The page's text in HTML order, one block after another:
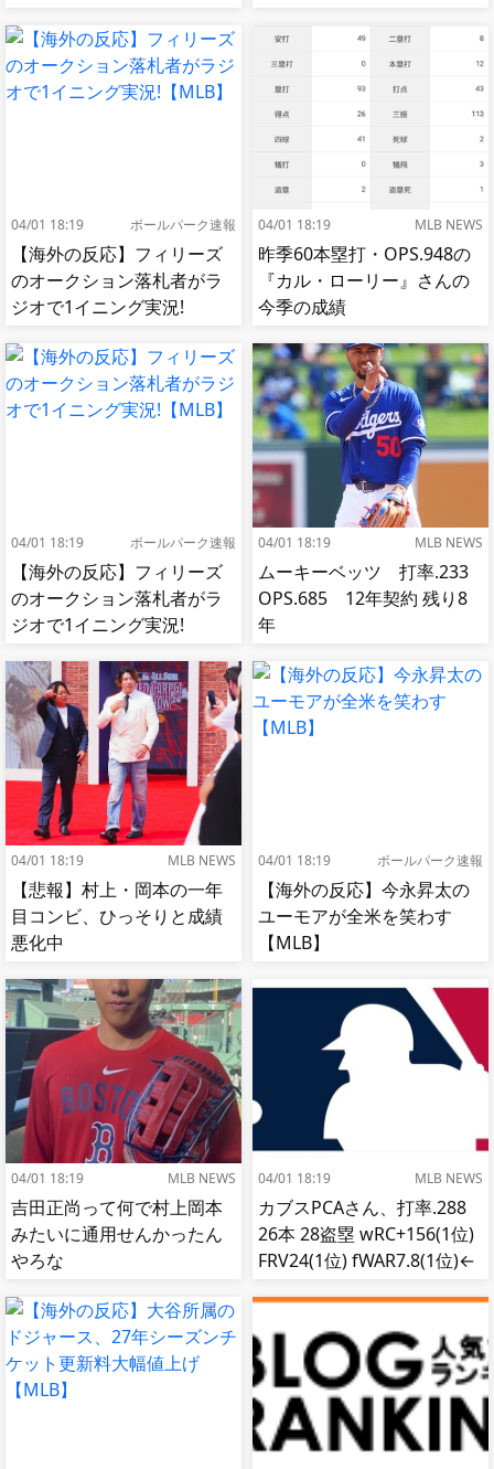
04/01 18:19 ボールパーク速報
【海外の反応】フィリーズ
のオークション落札者がラ
ジオで1イニング実況!
04/01 18:19 MLB NEWS
昨季60本塁打・OPS.948の
『カル・ローリー』さんの
今季の成績
04/01 18:19 ボールパーク速報
【海外の反応】フィリーズ
のオークション落札者がラ
ジオで1イニング実況!
04/01 18:19 MLB NEWS
ムーキーベッツ 打率.233
OPS.685 12年契約 残り8
年
04/01 18:19 MLB NEWS
【悲報】村上・岡本の一年
目コンビ、ひっそりと成績
悪化中
04/01 18:19 ボールパーク速報
【海外の反応】今永昇太の
ユーモアが全米を笑わす
【MLB】
04/01 18:19 MLB NEWS
吉田正尚って何で村上岡本
みたいに通用せんかったん
やろな
04/01 18:19 MLB NEWS
カブスPCAさん、打率.288
26本 28盗塁 wRC+156(1位)
FRV24(1位) fWAR7.8(1位)←